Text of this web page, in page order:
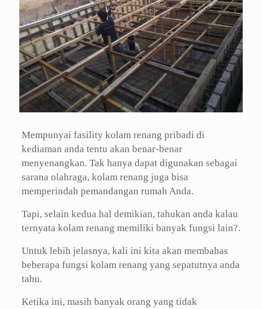
Mempunyai fasility kolam renang pribadi di
kediaman anda tentu akan benar-benar
menyenangkan. Tak hanya dapat digunakan sebagai
sarana olahraga, kolam renang juga bisa
memperindah pemandangan rumah Anda.
Tapi, selain kedua hal demikian, tahukan anda kalau
ternyata kolam renang memiliki banyak fungsi lain?.
Untuk lebih jelasnya, kali ini kita akan membahas
beberapa fungsi kolam renang yang sepatutnya anda
tahu.
Ketika ini, masih banyak orang yang tidak